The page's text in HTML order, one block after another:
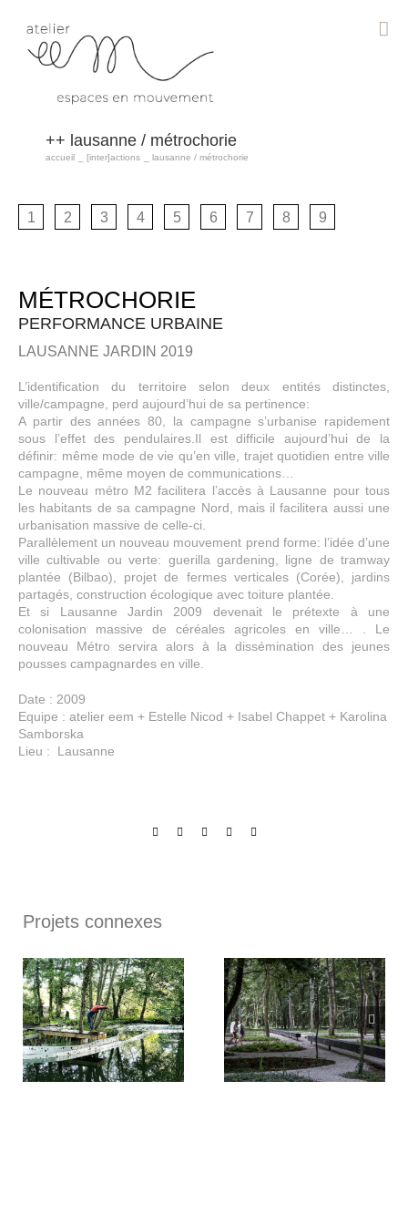
contenu
lausanne / métrochorie
accueil [inter]actions lausanne / métrochorie
1 2 3 4 5 6 7 8 9
MÉTROCHORIE
PERFORMANCE URBAINE
LAUSANNE JARDIN 2019
L’identification du territoire selon deux entités distinctes,
ville/campagne, perd aujourd’hui de sa pertinence:
A partir des années 80, la campagne s’urbanise rapidement
sous l’effet des pendulaires.Il est difficile aujourd’hui de la
définir: même mode de vie qu’en ville, trajet quotidien entre ville
campagne, même moyen de communications…
Le nouveau métro M2 facilitera l’accès à Lausanne pour tous
les habitants de sa campagne Nord, mais il facilitera aussi une
urbanisation massive de celle-ci.
Parallèlement un nouveau mouvement prend forme: l’idée d’une
ville cultivable ou verte: guerilla gardening, ligne de tramway
plantée (Bilbao), projet de fermes verticales (Corée), jardins
partagés, construction écologique avec toiture plantée.
Et si Lausanne Jardin 2009 devenait le prétexte à une
colonisation massive de céréales agricoles en ville… . Le
nouveau Métro servira alors à la dissémination des jeunes
pousses campagnardes en ville.
Date : 2009
Equipe : atelier eem + Estelle Nicod + Isabel Chappet + Karolina
Samborska
Lieu : Lausanne
Facebook
X LinkedInPinterestEmail
Projets connexes
HORTILLONNAGES
D’AMIENS / +2°C = 43
CM
COMPIÈGNES
ARMISTICE / LE
TROISIÈME TRAIN